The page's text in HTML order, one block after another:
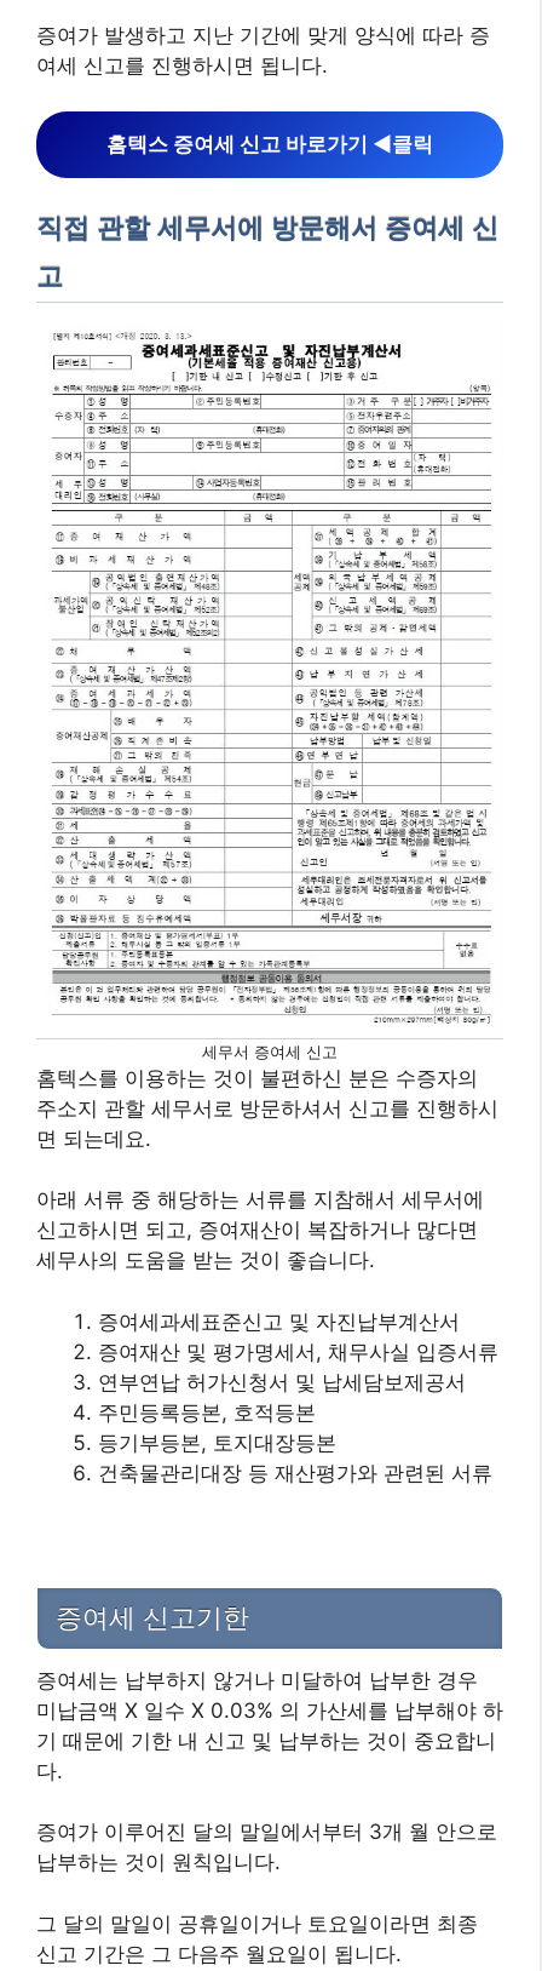
증여가 발생하고 지난 기간에 맞게 양식에 따라 증
여세 신고를 진행하시면 됩니다.
홈텍스 증여세 신고 바로가기 ◀︎클릭
직접 관할 세무서에 방문해서 증여세 신
고
세무서 증여세 신고
홈텍스를 이용하는 것이 불편하신 분은 수증자의
주소지 관할 세무서로 방문하셔서 신고를 진행하시
면 되는데요.
아래 서류 중 해당하는 서류를 지참해서 세무서에
신고하시면 되고, 증여재산이 복잡하거나 많다면
세무사의 도움을 받는 것이 좋습니다.
증여세과세표준신고 및 자진납부계산서
증여재산 및 평가명세서, 채무사실 입증서류
연부연납 허가신청서 및 납세담보제공서
주민등록등본, 호적등본
등기부등본, 토지대장등본
건축물관리대장 등 재산평가와 관련된 서류
증여세 신고기한
증여세는 납부하지 않거나 미달하여 납부한 경우
미납금액 X 일수 X 0.03% 의 가산세를 납부해야 하
기 때문에 기한 내 신고 및 납부하는 것이 중요합니
다.
증여가 이루어진 달의 말일에서부터 3개 월 안으로
납부하는 것이 원칙입니다.
그 달의 말일이 공휴일이거나 토요일이라면 최종
신고 기간은 그 다음주 월요일이 됩니다.